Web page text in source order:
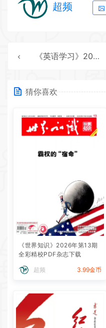
超频
《英语学习》2025年第10期全彩精校PDF杂志下载
猜你喜欢
《世界知识》2026年第13期
全彩精校PDF杂志下载
超频 3.99金币